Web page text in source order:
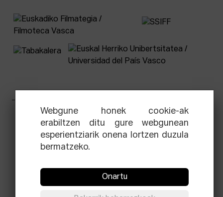
Facebook Equis Instagram Threads
© Elías Querejeta Zine Eskola 2026
Tabakalera · Andre zigarrogileak plaza, 1
0034 943 545 005
E.info@zine-eskola.eus
Webgune honek cookie-ak
erabiltzen ditu gure webgunean
esperientziarik onena lortzen duzula
bermatzeko.
Onartu